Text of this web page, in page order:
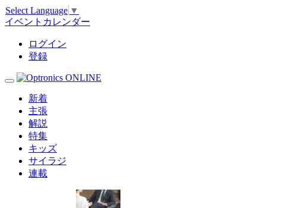
Select Language ▼
イベントカレンダー
ログイン
登録
新着
主張
解説
特集
キッズ
サイラジ
連載